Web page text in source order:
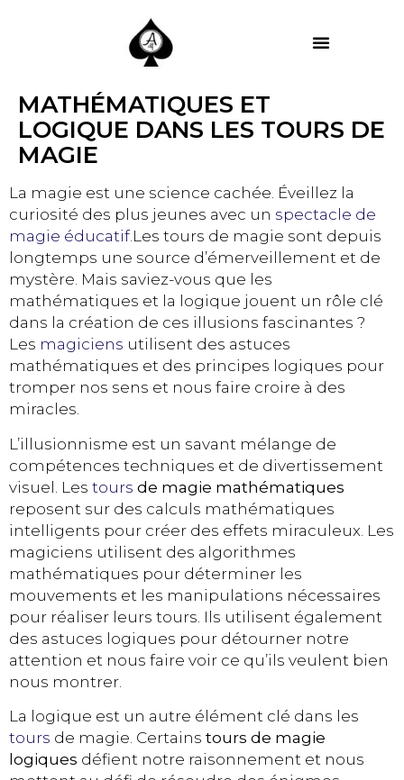
MATHÉMATIQUES ET
LOGIQUE DANS LES TOURS DE
MAGIE
La magie est une science cachée. Éveillez la
curiosité des plus jeunes avec un spectacle de
magie éducatif.Les tours de magie sont depuis
longtemps une source d’émerveillement et de
mystère. Mais saviez-vous que les
mathématiques et la logique jouent un rôle clé
dans la création de ces illusions fascinantes ?
Les magiciens utilisent des astuces
mathématiques et des principes logiques pour
tromper nos sens et nous faire croire à des
miracles.
L’illusionnisme est un savant mélange de
compétences techniques et de divertissement
visuel. Les tours de magie mathématiques
reposent sur des calculs mathématiques
intelligents pour créer des effets miraculeux. Les
magiciens utilisent des algorithmes
mathématiques pour déterminer les
mouvements et les manipulations nécessaires
pour réaliser leurs tours. Ils utilisent également
des astuces logiques pour détourner notre
attention et nous faire voir ce qu’ils veulent bien
nous montrer.
La logique est un autre élément clé dans les
tours de magie. Certains tours de magie
logiques défient notre raisonnement et nous